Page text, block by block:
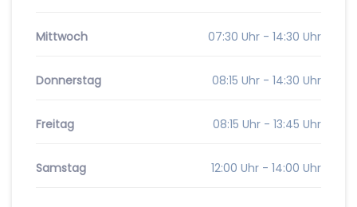
Mittwoch 07:30 Uhr - 14:30 Uhr
Donnerstag 08:15 Uhr - 14:30 Uhr
Freitag 08:15 Uhr - 13:45 Uhr
Samstag 12:00 Uhr - 14:00 Uhr